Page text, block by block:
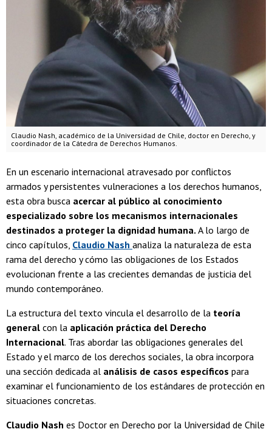
Claudio Nash, académico de la Universidad de Chile, doctor en Derecho, y
coordinador de la Cátedra de Derechos Humanos.
En un escenario internacional atravesado por conflictos
armados y persistentes vulneraciones a los derechos humanos,
esta obra busca acercar al público al conocimiento
especializado sobre los mecanismos internacionales
destinados a proteger la dignidad humana. A lo largo de
cinco capítulos, Claudio Nash analiza la naturaleza de esta
rama del derecho y cómo las obligaciones de los Estados
evolucionan frente a las crecientes demandas de justicia del
mundo contemporáneo.
La estructura del texto vincula el desarrollo de la teoría
general con la aplicación práctica del Derecho
Internacional. Tras abordar las obligaciones generales del
Estado y el marco de los derechos sociales, la obra incorpora
una sección dedicada al análisis de casos específicos para
examinar el funcionamiento de los estándares de protección en
situaciones concretas.
Claudio Nash es Doctor en Derecho por la Universidad de Chile